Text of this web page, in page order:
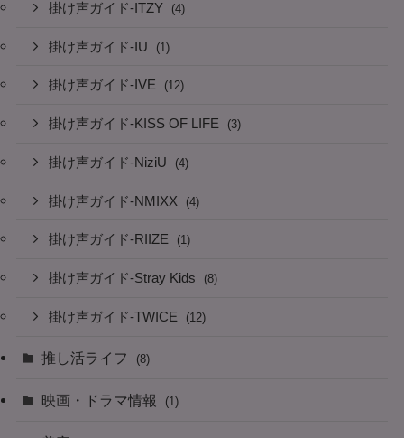
掛け声ガイド-ITZY (4)
掛け声ガイド-IU (1)
掛け声ガイド-IVE (12)
掛け声ガイド-KISS OF LIFE (3)
掛け声ガイド-NiziU (4)
掛け声ガイド-NMIXX (4)
掛け声ガイド-RIIZE (1)
掛け声ガイド-Stray Kids (8)
掛け声ガイド-TWICE (12)
推し活ライフ (8)
映画・ドラマ情報 (1)